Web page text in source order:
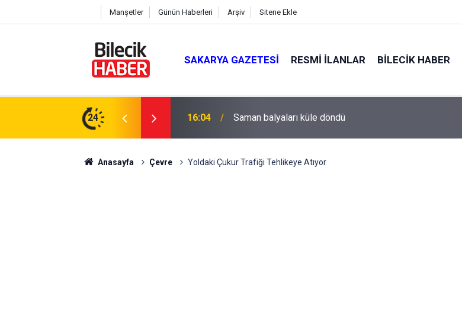
Manşetler Günün Haberleri Arşiv Sitene Ekle
SAKARYA GAZETESI RESMI İLANLAR BILECIK HABER
24 15:39 İl Genel Meclisi’nden okullara 1.8 milyon TL destek
Anasayfa Çevre Yoldaki Çukur Trafiği Tehlikeye Atıyor